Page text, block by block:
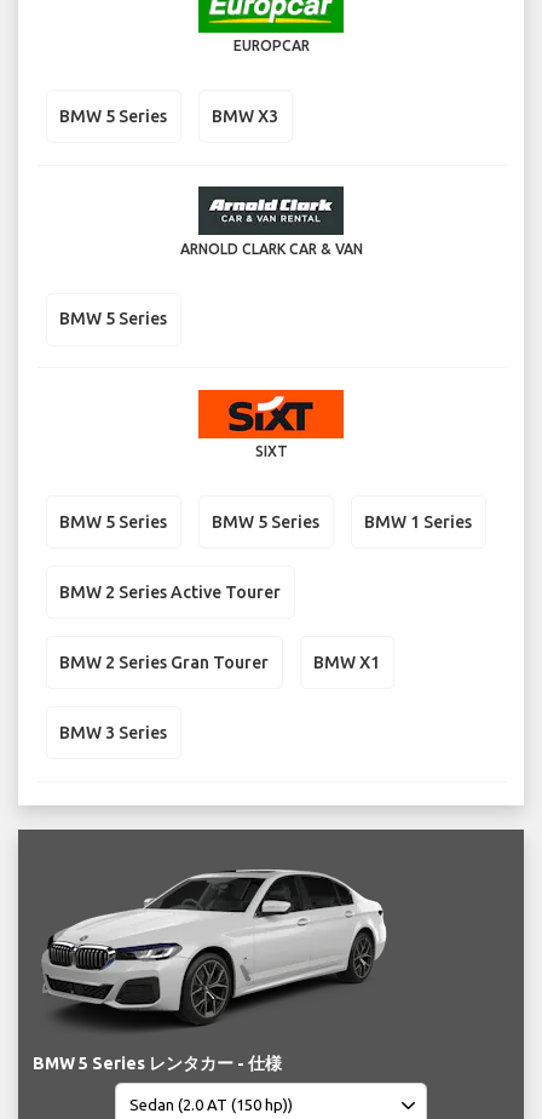
EUROPCAR
BMW 5 Series BMW X3
ARNOLD CLARK CAR & VAN
BMW 5 Series
SIXT
BMW 5 Series BMW 5 Series BMW 1 Series
BMW 2 Series Active Tourer
BMW 2 Series Gran Tourer BMW X1
BMW 3 Series
BMW 5 Series レンタカー - 仕様